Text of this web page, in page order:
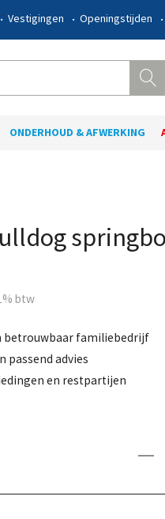
Vestigingen Openingstijden
ONDERHOUD & AFWERKING
betrouwbaar familiebedrijf
passend advies
en restpartijen